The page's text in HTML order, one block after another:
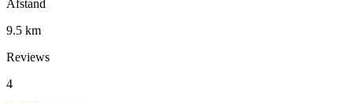
Afstand
9.5 km
Reviews
4